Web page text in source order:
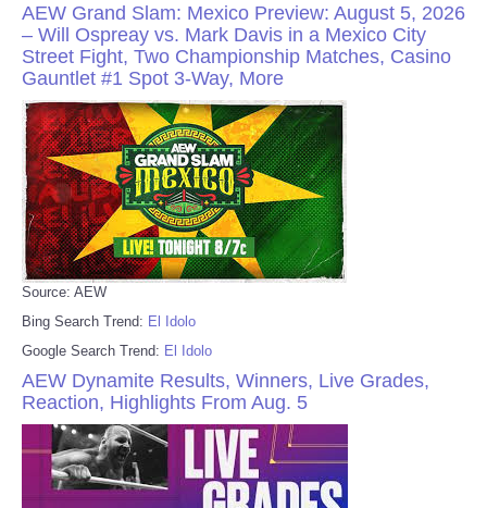
AEW Grand Slam: Mexico Preview: August 5, 2026
– Will Ospreay vs. Mark Davis in a Mexico City
Street Fight, Two Championship Matches, Casino
Gauntlet #1 Spot 3-Way, More
Source: AEW
Bing Search Trend: El Idolo
Google Search Trend: El Idolo
AEW Dynamite Results, Winners, Live Grades,
Reaction, Highlights From Aug. 5